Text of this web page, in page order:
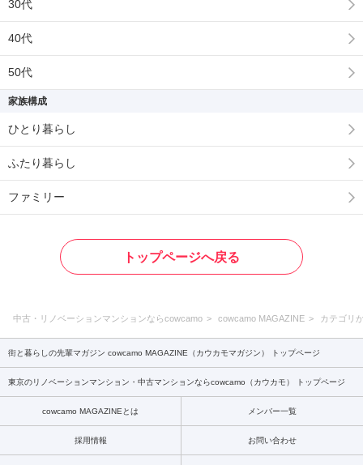
30代
40代
50代
家族構成
ひとり暮らし
ふたり暮らし
ファミリー
トップページへ戻る
中古・リノベーションマンションならcowcamo cowcamo MAGAZINE カテゴリ
街と暮らしの先輩マガジン cowcamo MAGAZINE（カウカモマガジン） トップページ
東京のリノベーションマンション・中古マンションならcowcamo（カウカモ） トップページ
cowcamo MAGAZINEとは メンバー一覧
採用情報 お問い合わせ